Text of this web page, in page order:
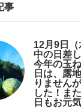
事
12月9日
中の日差
今年の玉
日は、露
りません
した！ま
日もお元